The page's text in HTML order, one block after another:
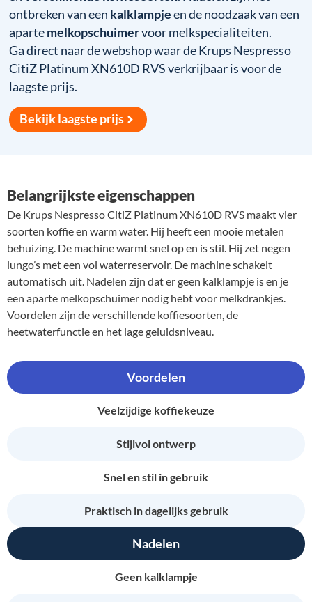
ontbreken van een kalklampjeen de noodzaak van een
apartemelkopschuimervoor melkspecialiteiten.
Ga direct naar de webshop waar de Krups Nespresso
CitiZ Platinum XN610D RVS verkrijbaar is voor de
laagste prijs.
Bekijk laagste prijs
Belangrijkste eigenschappen
De Krups Nespresso CitiZ Platinum XN610D RVS maakt vier
soorten koffie en warm water. Hij heeft een mooie metalen
behuizing. De machine warmt snel op en is stil. Hij zet negen
lungo’s met een vol waterreservoir. De machine schakelt
automatisch uit. Nadelen zijn dat er geen kalklampje is en je
een aparte melkopschuimer nodig hebt voor melkdrankjes.
Voordelen zijn de verschillende koffiesoorten, de
heetwaterfunctie en het lage geluidsniveau.
Voordelen
Veelzijdige koffiekeuze
Stijlvol ontwerp
Snel en stil in gebruik
Praktisch in dagelijks gebruik
Nadelen
Geen kalklampje